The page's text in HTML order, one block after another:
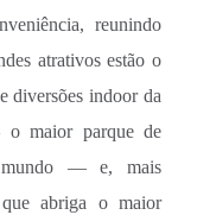
reunindo
atrativos estão o
diversões indoor da
maior parque de
mundo — e, mais
abriga o maior